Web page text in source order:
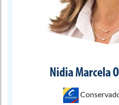
Nidia Marcela